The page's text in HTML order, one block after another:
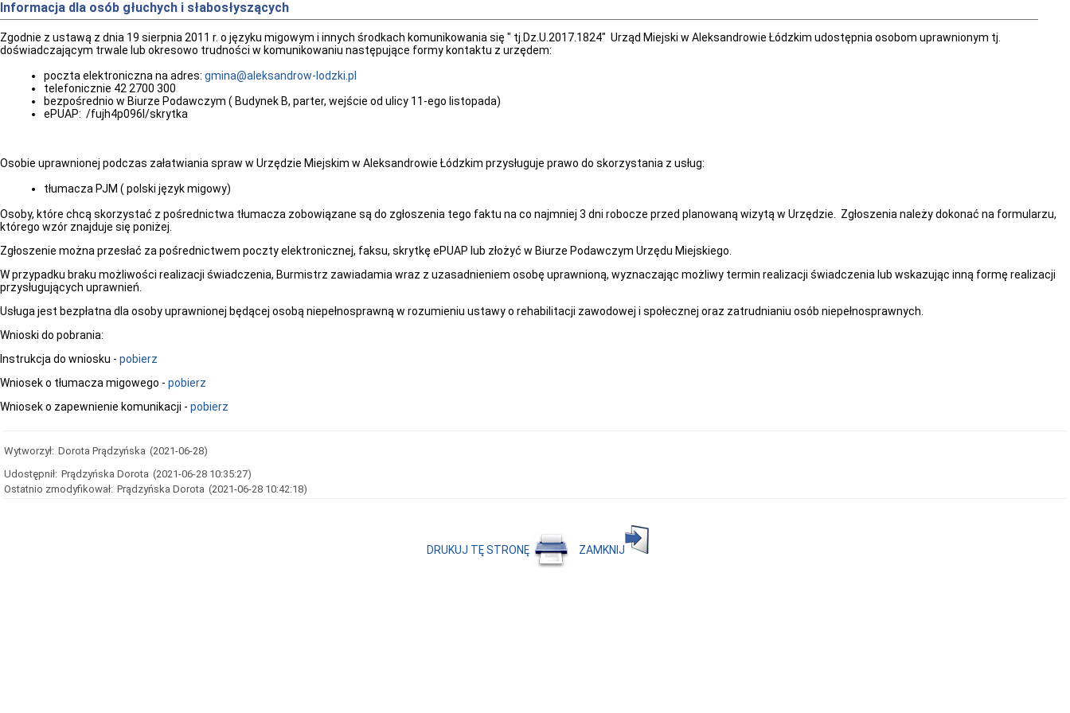
Informacja dla osób głuchych i słabosłyszących
Zgodnie z ustawą z dnia 19 sierpnia 2011 r. o języku migowym i innych środkach komunikowania się " tj.Dz.U.2017.1824" Urząd Miejski w Aleksandrowie Łódzkim udostępnia osobom uprawnionym tj.
doświadczającym trwale lub okresowo trudności w komunikowaniu następujące formy kontaktu z urzędem:
poczta elektroniczna na adres: gmina@aleksandrow-lodzki.pl
telefonicznie 42 2700 300
bezpośrednio w Biurze Podawczym ( Budynek B, parter, wejście od ulicy 11-ego listopada)
ePUAP: /fujh4p096l/skrytka
Osobie uprawnionej podczas załatwiania spraw w Urzędzie Miejskim w Aleksandrowie Łódzkim przysługuje prawo do skorzystania z usług:
tłumacza PJM ( polski język migowy)
Osoby, które chcą skorzystać z pośrednictwa tłumacza zobowiązane są do zgłoszenia tego faktu na co najmniej 3 dni robocze przed planowaną wizytą w Urzędzie. Zgłoszenia należy dokonać na formularzu,
którego wzór znajduje się poniżej.
Zgłoszenie można przesłać za pośrednictwem poczty elektronicznej, faksu, skrytkę ePUAP lub złożyć w Biurze Podawczym Urzędu Miejskiego.
W przypadku braku możliwości realizacji świadczenia, Burmistrz zawiadamia wraz z uzasadnieniem osobę uprawnioną, wyznaczając możliwy termin realizacji świadczenia lub wskazując inną formę realizacji
przysługujących uprawnień.
Usługa jest bezpłatna dla osoby uprawnionej będącej osobą niepełnosprawną w rozumieniu ustawy o rehabilitacji zawodowej i społecznej oraz zatrudnianiu osób niepełnosprawnych.
Wnioski do pobrania:
Instrukcja do wniosku - pobierz
Wniosek o tłumacza migowego - pobierz
Wniosek o zapewnienie komunikacji - pobierz
Wytworzył: Dorota Prądzyńska (2021-06-28)
Udostępnił: Prądzyńska Dorota (2021-06-28 10:35:27)
Ostatnio zmodyfikował: Prądzyńska Dorota (2021-06-28 10:42:18)
DRUKUJ TĘ STRONĘ ZAMKNIJ